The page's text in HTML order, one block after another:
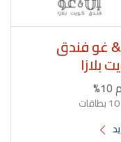
غو فندق
بلازا